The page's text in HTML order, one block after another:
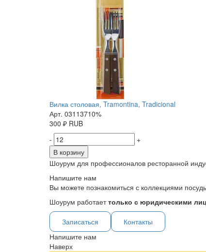
Вилка столовая, Tramontina, Tradicional
Арт. 03113710%
300 ₽ RUB
-
+
В корзину
Шоурум для профессионалов ресторанной
Напишите нам
Вы можете познакомиться с коллекциями
Шоурум работаеттолько с юридическими
Записаться
Контакты
Напишите нам
Наверх